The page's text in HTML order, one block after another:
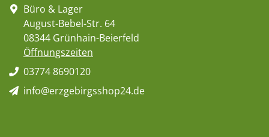
Büro & Lager
August-Bebel-Str. 64
08344 Grünhain-Beierfeld
Öffnungszeiten
03774 8690120
info@erzgebirgsshop24.de